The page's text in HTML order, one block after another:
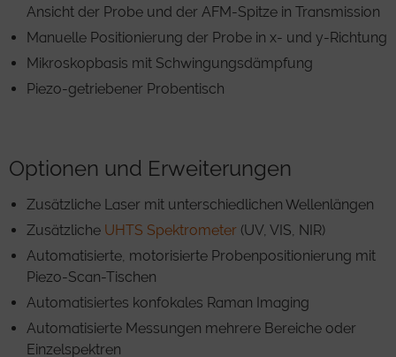
Ansicht der Probe und der AFM-Spitze in Transmission
Manuelle Positionierung der Probe in x- und y-Richtung
Mikroskopbasis mit Schwingungsdämpfung
Piezo-getriebener Probentisch
Optionen und Erweiterungen
Zusätzliche Laser mit unterschiedlichen Wellenlängen
Zusätzliche UHTS Spektrometer (UV, VIS, NIR)
Automatisierte, motorisierte Probenpositionierung mit
Piezo-Scan-Tischen
Automatisiertes konfokales Raman Imaging
Automatisierte Messungen mehrere Bereiche oder
Einzelspektren